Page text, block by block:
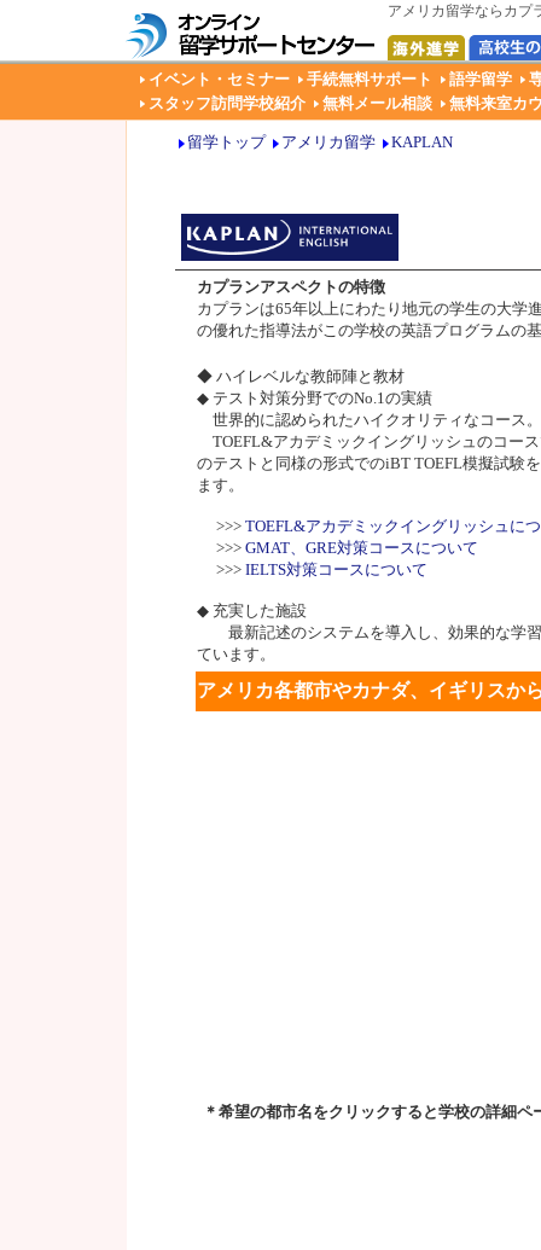
アメリカ留学ならカプ
イベント・セミナー 手続無料サポート 語学留学
スタッフ訪問学校紹介
無料メール相談 無料来室カ
留学トップ アメリカ留学 KAPLAN
カプランアスペクトの特徴
カプランは65年以上にわたり地元の学生の大学
の優れた指導法がこの学校の英語プログラムの
◆ ハイレベルな教師陣と教材
◆ テスト対策分野でのNo.1の実績
世界的に認められたハイクオリティなコース。
TOEFL&アカデミックイングリッシュのコー
のテストと同様の形式でのiBT TOEFL模擬試験
ます。
>>> TOEFL&アカデミックイングリッシュに
>>> GMAT、GRE対策コースについて
>>> IELTS対策コースについて
◆ 充実した施設
最新記述のシステムを導入し、効果的な学
ています。
アメリカ各都市やカナダ、イギリスか
＊希望の都市名をクリックすると学校の詳細ペ